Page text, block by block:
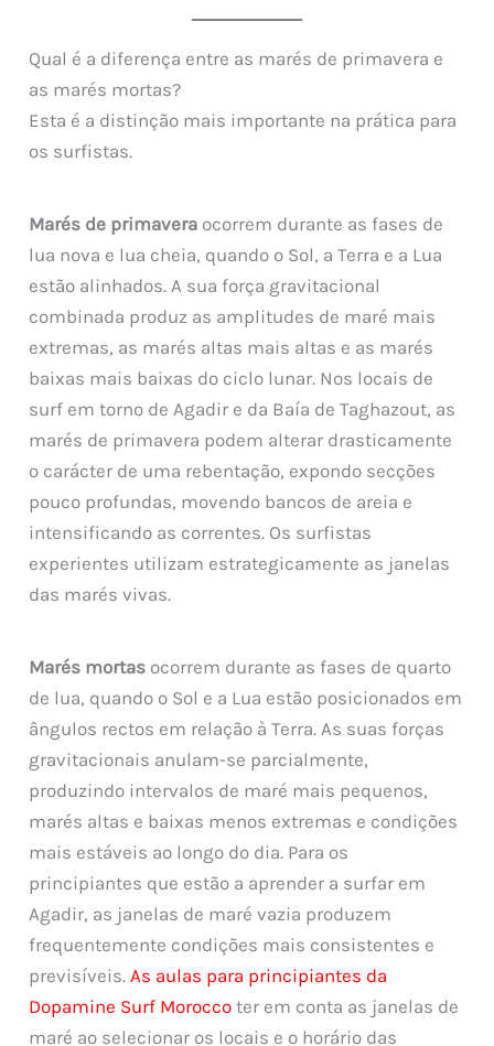
Qual é a diferença entre as marés de primavera e
as marés mortas?
Esta é a distinção mais importante na prática para
os surfistas.
Marés de primavera ocorrem durante as fases de
lua nova e lua cheia, quando o Sol, a Terra e a Lua
estão alinhados. A sua força gravitacional
combinada produz as amplitudes de maré mais
extremas, as marés altas mais altas e as marés
baixas mais baixas do ciclo lunar. Nos locais de
surf em torno de Agadir e da Baía de Taghazout, as
marés de primavera podem alterar drasticamente
o carácter de uma rebentação, expondo secções
pouco profundas, movendo bancos de areia e
intensificando as correntes. Os surfistas
experientes utilizam estrategicamente as janelas
das marés vivas.
Marés mortas ocorrem durante as fases de quarto
de lua, quando o Sol e a Lua estão posicionados em
ângulos rectos em relação à Terra. As suas forças
gravitacionais anulam-se parcialmente,
produzindo intervalos de maré mais pequenos,
marés altas e baixas menos extremas e condições
mais estáveis ao longo do dia. Para os
principiantes que estão a aprender a surfar em
Agadir, as janelas de maré vazia produzem
frequentemente condições mais consistentes e
previsíveis. As aulas para principiantes da
Dopamine Surf Morocco ter em conta as janelas de
maré ao selecionar os locais e o horário das